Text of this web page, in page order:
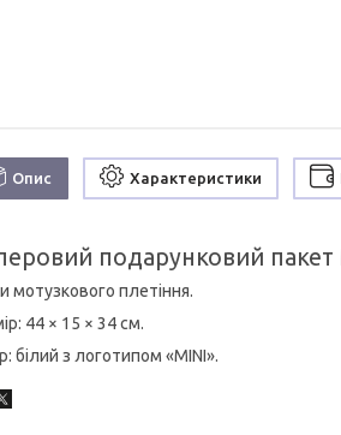
Опис Характеристики
подарунковий пакет
мотузкового плетіння.
44 × 15 × 34 см.
білий з логотипом «MINI».